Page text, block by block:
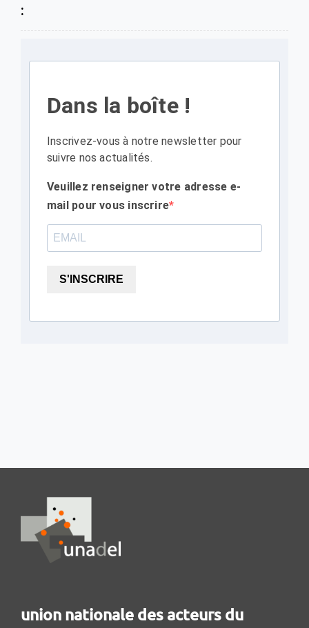
:
Dans la boîte !
Inscrivez-vous à notre newsletter pour
suivre nos actualités.
Veuillez renseigner votre adresse e-
mail pour vous inscrire
S'INSCRIRE
union nationale des acteurs du